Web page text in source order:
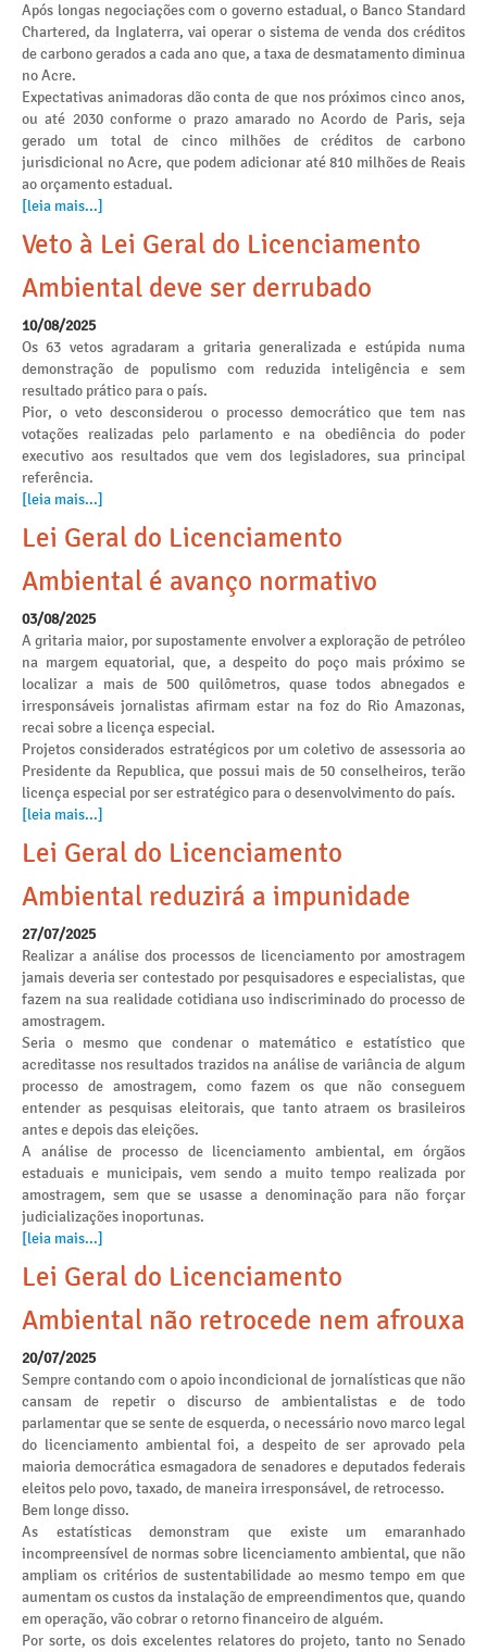
Após longas negociações com o governo estadual, o Banco Standard
Chartered, da Inglaterra, vai operar o sistema de venda dos créditos
de carbono gerados a cada ano que, a taxa de desmatamento diminua
no Acre.
Expectativas animadoras dão conta de que nos próximos cinco anos,
ou até 2030 conforme o prazo amarado no Acordo de Paris, seja
gerado um total de cinco milhões de créditos de carbono
jurisdicional no Acre, que podem adicionar até 810 milhões de Reais
ao orçamento estadual.
[leia mais...]
Veto à Lei Geral do Licenciamento
Ambiental deve ser derrubado
10/08/2025
Os 63 vetos agradaram a gritaria generalizada e estúpida numa
demonstração de populismo com reduzida inteligência e sem
resultado prático para o país.
Pior, o veto desconsiderou o processo democrático que tem nas
votações realizadas pelo parlamento e na obediência do poder
executivo aos resultados que vem dos legisladores, sua principal
referência.
[leia mais...]
Lei Geral do Licenciamento
Ambiental é avanço normativo
03/08/2025
A gritaria maior, por supostamente envolver a exploração de petróleo
na margem equatorial, que, a despeito do poço mais próximo se
localizar a mais de 500 quilômetros, quase todos abnegados e
irresponsáveis jornalistas afirmam estar na foz do Rio Amazonas,
recai sobre a licença especial.
Projetos considerados estratégicos por um coletivo de assessoria ao
Presidente da Republica, que possui mais de 50 conselheiros, terão
licença especial por ser estratégico para o desenvolvimento do país.
[leia mais...]
Lei Geral do Licenciamento
Ambiental reduzirá a impunidade
27/07/2025
Realizar a análise dos processos de licenciamento por amostragem
jamais deveria ser contestado por pesquisadores e especialistas, que
fazem na sua realidade cotidiana uso indiscriminado do processo de
amostragem.
Seria o mesmo que condenar o matemático e estatístico que
acreditasse nos resultados trazidos na análise de variância de algum
processo de amostragem, como fazem os que não conseguem
entender as pesquisas eleitorais, que tanto atraem os brasileiros
antes e depois das eleições.
A análise de processo de licenciamento ambiental, em órgãos
estaduais e municipais, vem sendo a muito tempo realizada por
amostragem, sem que se usasse a denominação para não forçar
judicializações inoportunas.
[leia mais...]
Lei Geral do Licenciamento
Ambiental não retrocede nem afrouxa
20/07/2025
Sempre contando com o apoio incondicional de jornalísticas que não
cansam de repetir o discurso de ambientalistas e de todo
parlamentar que se sente de esquerda, o necessário novo marco legal
do licenciamento ambiental foi, a despeito de ser aprovado pela
maioria democrática esmagadora de senadores e deputados federais
eleitos pelo povo, taxado, de maneira irresponsável, de retrocesso.
Bem longe disso.
As estatísticas demonstram que existe um emaranhado
incompreensível de normas sobre licenciamento ambiental, que não
ampliam os critérios de sustentabilidade ao mesmo tempo em que
aumentam os custos da instalação de empreendimentos que, quando
em operação, vão cobrar o retorno financeiro de alguém.
Por sorte, os dois excelentes relatores do projeto, tanto no Senado